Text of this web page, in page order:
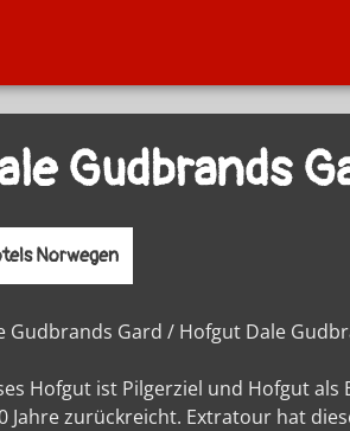
Gudbrands
Norwegen
Gudbrands Gard / Hofgut Dale
Hofgut ist Pilgerziel und Hofgut
Jahre zurückreicht. Extratour hat